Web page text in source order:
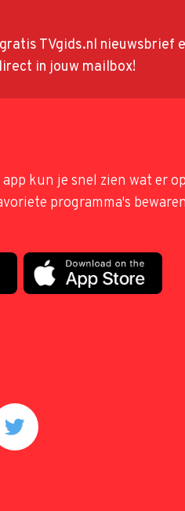
TVgids.nl nieuwsbrief
in jouw mailbox!
kun je snel zien wat er op
programma's bewaren